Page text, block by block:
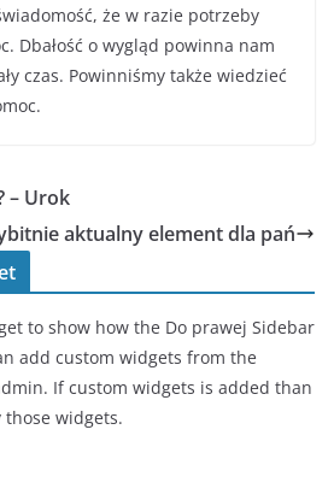
że w razie potrzeby
Dbałość o wygląd powinna nam
czas. Powinniśmy także wiedzieć
– Urok
aktualny element dla pań
to show how the Do prawej Sidebar
add custom widgets from the
If custom widgets is added than
widgets.